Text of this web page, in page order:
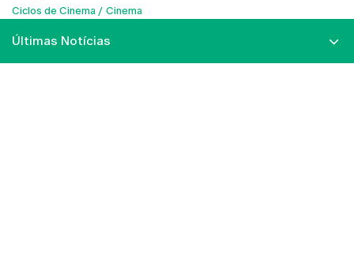
Ciclos de Cinema
Cinema
Últimas Notícias